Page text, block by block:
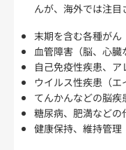
んが、海外では注目
末期を含む各種がん
血管障害（脳、心臓
自己免疫性疾患、ア
ウイルス性疾患（
てんかんなどの脳疾
糖尿病、肥満などの
健康保持、維持管理